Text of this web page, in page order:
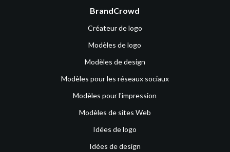
BrandCrowd
Créateur de logo
Modèles de logo
Modèles de design
Modèles pour les réseaux sociaux
Modèles pour l'impression
Modèles de sites Web
Idées de logo
Idées de design